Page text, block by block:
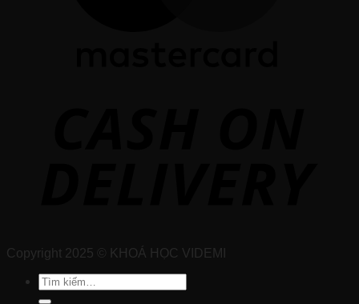
Copyright 2025 © KHOÁ HỌC VIDEMI
Tìm
kiếm: